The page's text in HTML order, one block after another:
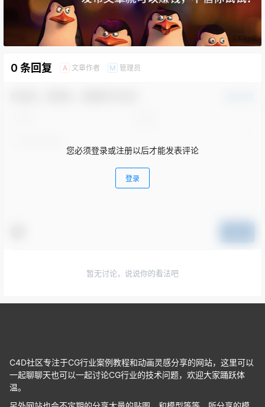
0 条回复 A 文章作者 M 管理员
您必须登录或注册以后才能发表评论
登录
暂无讨论，说说你的看法吧
C4D社区专注于CG行业案例教程和动画灵感分享的网站，这里可以
一起聊聊天也可以一起讨论CG行业的技术问题，欢迎大家踊跃体
温。